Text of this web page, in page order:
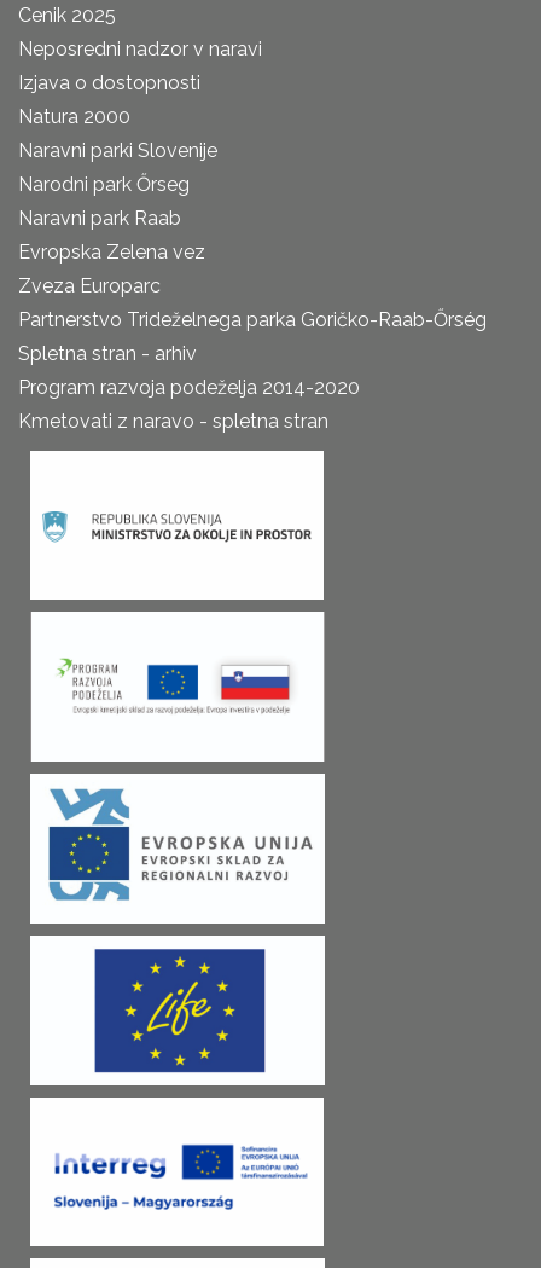
Cenik 2025
Neposredni nadzor v naravi
Izjava o dostopnosti
Natura 2000
Naravni parki Slovenije
Narodni park Őrseg
Naravni park Raab
Evropska Zelena vez
Zveza Europarc
Partnerstvo Trideželnega parka Goričko-Raab-Őrség
Spletna stran - arhiv
Program razvoja podeželja 2014-2020
Kmetovati z naravo - spletna stran